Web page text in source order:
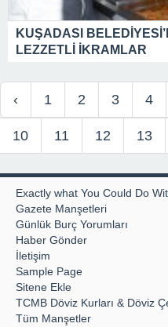
KUŞADASI
LEZZETLİ İKRAMLAR
‹ 1 2 3 4
10 11 12 13
Exactly what You Could Do
Gazete Manşetleri
Günlük Burç Yorumları
Haber Gönder
İletişim
Sample Page
Sitene Ekle
TCMB Döviz Kurları & Döviz
Tüm Manşetler